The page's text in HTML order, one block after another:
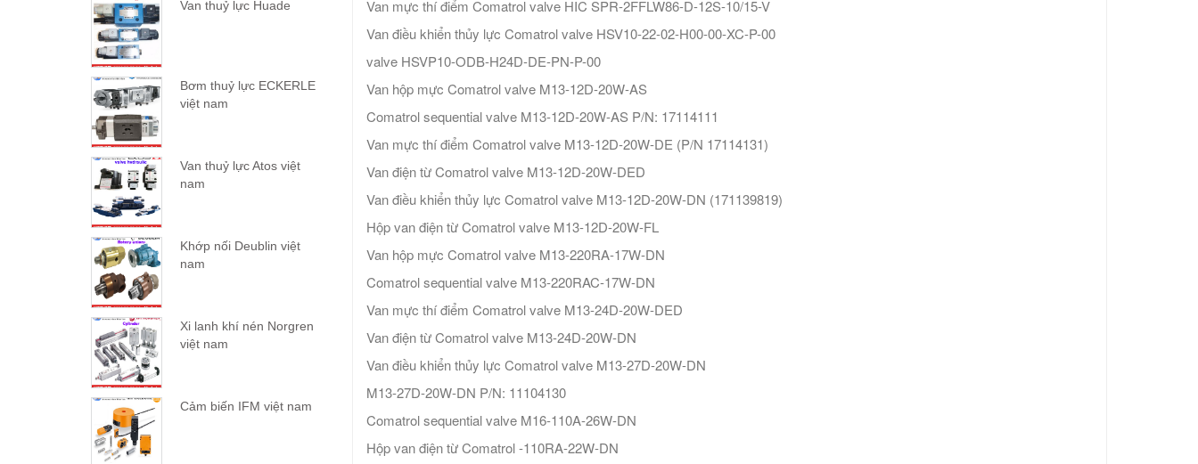
Van mực thí điểm Comatrol valve HIC SPR-2FFLW86-D-12S-10/15-V
Van điều khiển thủy lực Comatrol valve HSV10-22-02-H00-00-XC-P-00
valve HSVP10-ODB-H24D-DE-PN-P-00
Van hộp mực Comatrol valve M13-12D-20W-AS
Comatrol sequential valve M13-12D-20W-AS P/N: 17114111
Van mực thí điểm Comatrol valve M13-12D-20W-DE (P/N 17114131)
Van điện từ Comatrol valve M13-12D-20W-DED
Van điều khiển thủy lực Comatrol valve M13-12D-20W-DN (171139819)
Hộp van điện từ Comatrol valve M13-12D-20W-FL
Van hộp mực Comatrol valve M13-220RA-17W-DN
Comatrol sequential valve M13-220RAC-17W-DN
Van mực thí điểm Comatrol valve M13-24D-20W-DED
Van điện từ Comatrol valve M13-24D-20W-DN
Van điều khiển thủy lực Comatrol valve M13-27D-20W-DN
M13-27D-20W-DN P/N: 11104130
Comatrol sequential valve M16-110A-26W-DN
Hộp van điện từ Comatrol -110RA-22W-DN
Van thuỷ lực Huade
Bơm thuỷ lực ECKERLE
việt nam
Van thuỷ lực Atos việt
nam
Khớp nối Deublin việt
nam
Xi lanh khí nén Norgren
việt nam
Cảm biến IFM việt nam